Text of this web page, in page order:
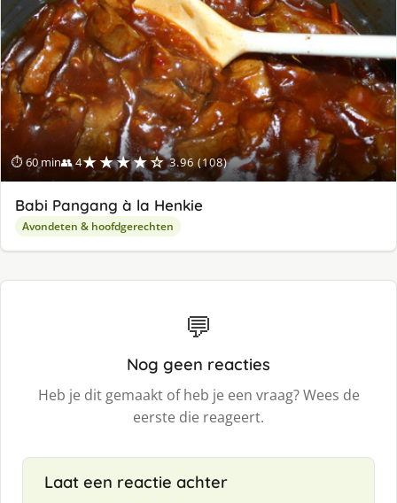
⏱ 60 min👥 4★★★★☆ 3.96 (108)
Babi Pangang à la Henkie
Avondeten & hoofdgerechten
💬
Nog geen reacties
Heb je dit gemaakt of heb je een vraag? Wees de
eerste die reageert.
Laat een reactie achter